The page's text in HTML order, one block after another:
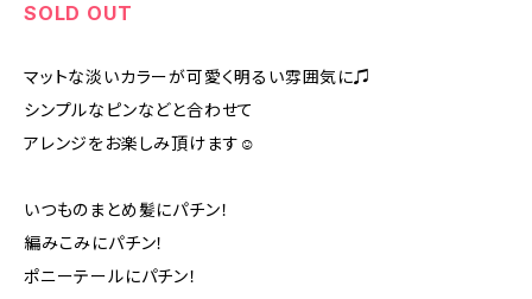
SOLD OUT
マットな淡いカラーが可愛く明るい雰囲気に♫
シンプルなピンなどと合わせて
アレンジをお楽しみ頂けます☺︎
いつものまとめ髪にパチン！
編みこみにパチン！
ポニーテールにパチン！